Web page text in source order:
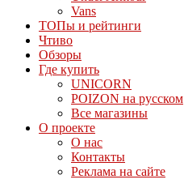
Vans
ТОПы и рейтинги
Чтиво
Обзоры
Где купить
UNICORN
POIZON на русском
Все магазины
О проекте
О нас
Контакты
Реклама на сайте